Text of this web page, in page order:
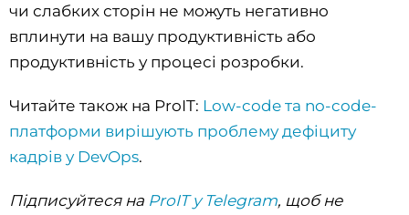
чи слабких сторін не можуть негативно
вплинути на вашу продуктивність або
продуктивність у процесі розробки.
Читайте також на ProIT: Low-code та no-code-
платформи вирішують проблему дефіциту
кадрів у DevOps.
Підписуйтеся на ProIT у Telegram, щоб не